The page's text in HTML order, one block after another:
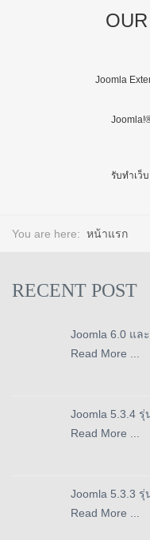
Joomla
รับทำเว็
You are here: หน้าแรก
RECENT POST
Joomla 6.0 แล
Read More ...
Joomla 5.3.4
Read More ...
Joomla 5.3.3
Read More ...